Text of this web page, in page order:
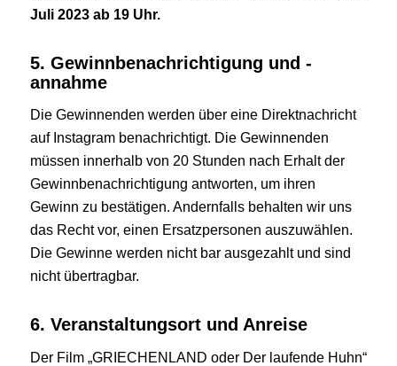
Juli 2023 ab 19 Uhr.
5. Gewinnbenachrichtigung und -
annahme
Die Gewinnenden werden über eine Direktnachricht
auf Instagram benachrichtigt. Die Gewinnenden
müssen innerhalb von 20 Stunden nach Erhalt der
Gewinnbenachrichtigung antworten, um ihren
Gewinn zu bestätigen. Andernfalls behalten wir uns
das Recht vor, einen Ersatzpersonen auszuwählen.
Die Gewinne werden nicht bar ausgezahlt und sind
nicht übertragbar.
6. Veranstaltungsort und Anreise
Der Film „GRIECHENLAND oder Der laufende Huhn“